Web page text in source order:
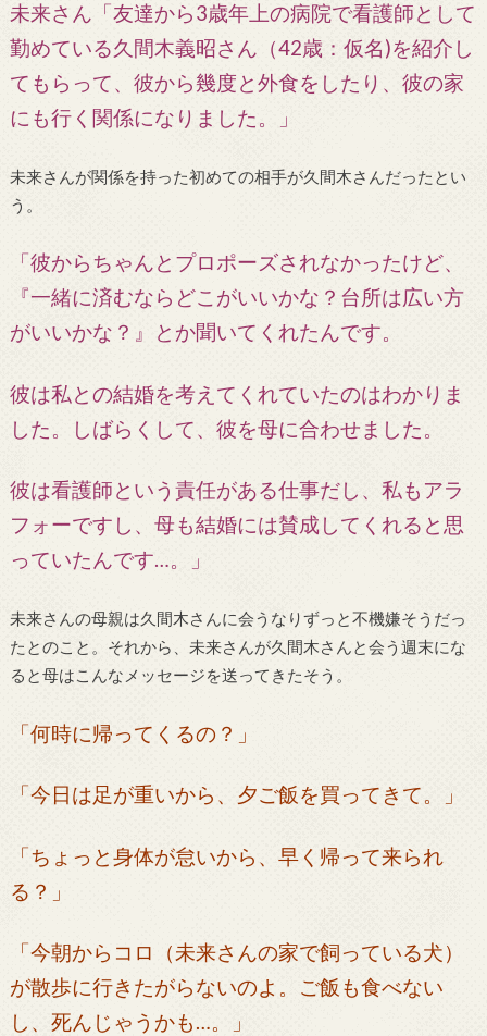
未来さん「友達から3歳年上の病院で看護師として
勤めている久間木義昭さん（42歳：仮名)を紹介し
てもらって、彼から幾度と外食をしたり、彼の家
にも行く関係になりました。」
未来さんが関係を持った初めての相手が久間木さんだったとい
う。
「彼からちゃんとプロポーズされなかったけど、
『一緒に済むならどこがいいかな？台所は広い方
がいいかな？』とか聞いてくれたんです。
彼は私との結婚を考えてくれていたのはわかりま
した。
しばらくして、彼を母に合わせました。
彼は看護師という責任がある仕事だし、私もアラ
フォーですし、母も結婚には賛成してくれると思
っていたんです…。」
未来さんの母親は久間木さんに会うなりずっと不機嫌そうだっ
たとのこと。それから、未来さんが久間木さんと会う週末にな
ると母はこんなメッセージを送ってきたそう。
「何時に帰ってくるの？」
「今日は足が重いから、夕ご飯を買ってきて。」
「ちょっと身体が怠いから、早く帰って来られ
る？」
「今朝からコロ（未来さんの家で飼っている犬）
が散歩に行きたがらないのよ。ご飯も食べない
し、死んじゃうかも…。
」